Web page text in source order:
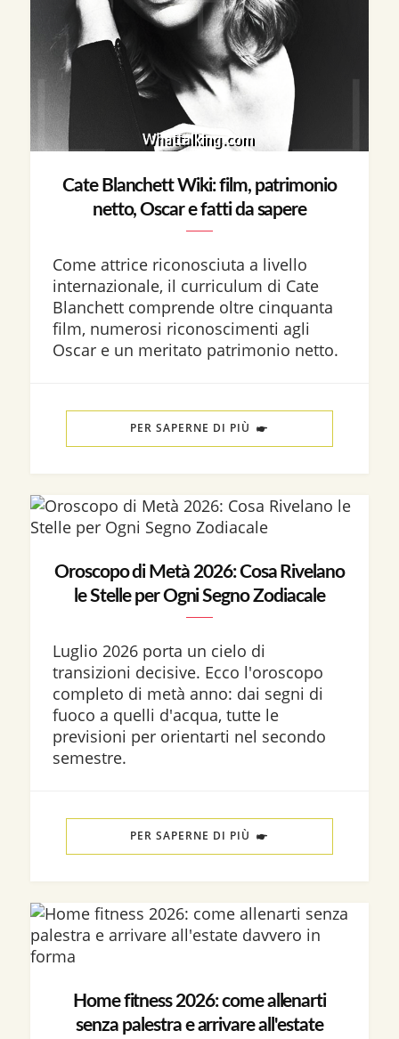
Cate Blanchett Wiki: film, patrimonio
netto, Oscar e fatti da sapere
Come attrice riconosciuta a livello
internazionale, il curriculum di Cate
Blanchett comprende oltre cinquanta
film, numerosi riconoscimenti agli
Oscar e un meritato patrimonio netto.
PER SAPERNE DI PIÙ
Oroscopo di Metà 2026: Cosa Rivelano
le Stelle per Ogni Segno Zodiacale
Luglio 2026 porta un cielo di
transizioni decisive. Ecco l'oroscopo
completo di metà anno: dai segni di
fuoco a quelli d'acqua, tutte le
previsioni per orientarti nel secondo
semestre.
PER SAPERNE DI PIÙ
Home fitness 2026: come allenarti
senza palestra e arrivare all'estate